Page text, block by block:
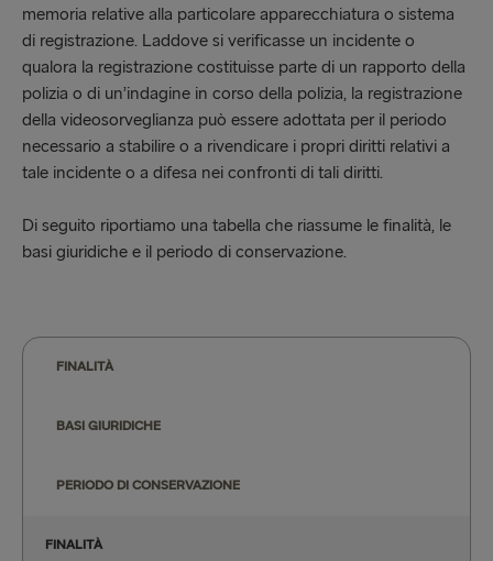
memoria relative alla particolare apparecchiatura o sistema
di registrazione. Laddove si verificasse un incidente o
qualora la registrazione costituisse parte di un rapporto della
polizia o di un’indagine in corso della polizia, la registrazione
della videosorveglianza può essere adottata per il periodo
necessario a stabilire o a rivendicare i propri diritti relativi a
tale incidente o a difesa nei confronti di tali diritti.
Di seguito riportiamo una tabella che riassume le finalità, le
basi giuridiche e il periodo di conservazione.
FINALITÀ
BASI GIURIDICHE
PERIODO DI CONSERVAZIONE
FINALITÀ